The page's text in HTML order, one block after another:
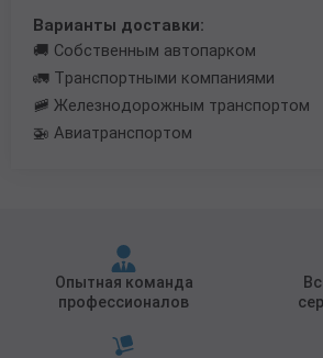
Варианты доставки:
🚚 Собственным автопарком
🚛 Транспортными компаниями
🚞 Железнодорожным транспортом
🚁 Авиатранспортом
Опытная команда
профессионалов